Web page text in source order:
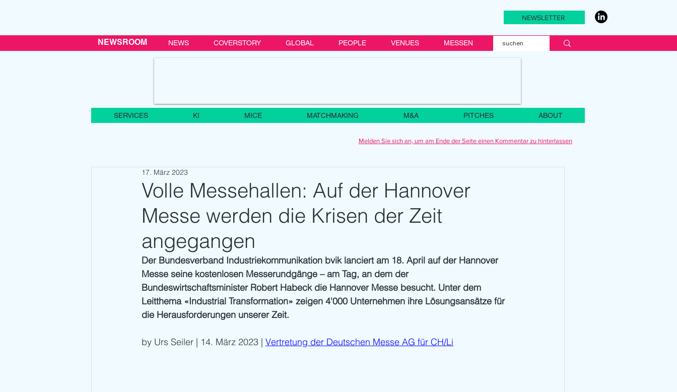
NEWSLETTER
NEWS COVERSTORY GLOBAL PEOPLE VENUES MESSEN
NEWSROOM
SERVICES KI MICE MATCHMAKING M&A PITCHES ABOUT
Melden Sie sich an, um am Ende der Seite einen Kommentar zu hinterlassen
Volle Messehallen: Auf der Hannover
Messe werden die Krisen der Zeit
angegangen
17. März 2023
Der Bundesverband Industriekommunikation bvik lanciert am 18. April auf der Hannover
Messe seine kostenlosen Messerundgänge – am Tag, an dem der
Bundeswirtschaftsminister Robert Habeck die Hannover Messe besucht. Unter dem
Leitthema «Industrial Transformation» zeigen 4'000 Unternehmen ihre Lösungsansätze für
die Herausforderungen unserer Zeit.
by Urs Seiler | 14. März 2023 | Vertretung der Deutschen Messe AG für CH/Li